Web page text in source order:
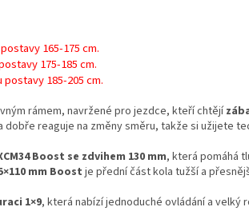
165-175 cm.
175-185 cm.
185-205 cm.
rámem, navržené pro jezdce, kteří chtějí
reaguje na změny směru, takže si užijete
Boost se zdvihem 130 mm, která pomáhá
mm Boostje přední část kola tužší a
1×9, která nabízí jednoduché ovládání a velký